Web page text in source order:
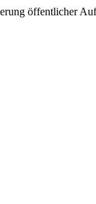
öffentlicher